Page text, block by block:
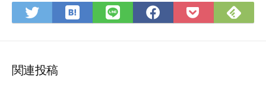
ム
Twitter
で
ア
は
て
LINE
で
Facebook
で
Pocket
に
で
関連投稿